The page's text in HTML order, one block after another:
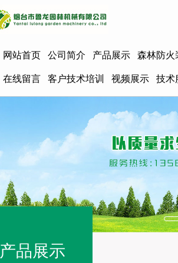
网站首页 公司简介 产品展示 森林防火
在线留言 客户技术培训 视频展示 技术
产品展示